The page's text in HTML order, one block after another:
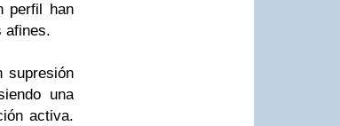
perfil han
afines.
supresión
una
activa.